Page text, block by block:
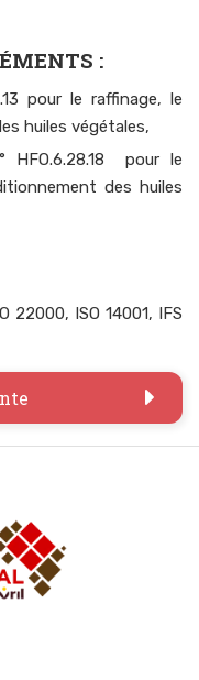
:
pour le raffinage, le
huiles végétales,
HFO.6.28.18 pour le
des huiles
22000, ISO 14001, IFS